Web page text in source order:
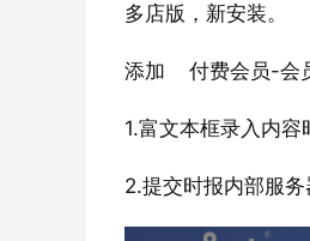
多店版，新安装。
添加    付费会员-
1.富文本框录入内容
2.提交时报内部服务